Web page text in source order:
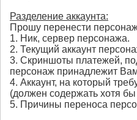
Разделение аккаунта:
Прошу перенести
1. Ник, сервер персонажа.
2. Текущий аккаунт
3. Скриншоты платежей,
персонаж принадлежит
4. Аккаунт, на который
(должен содержать хотя
5. Причины переноса